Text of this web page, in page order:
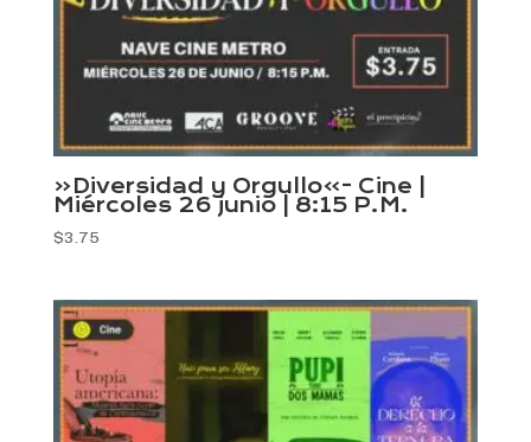
«Diversidad y Orgullo»- Cine |
Miércoles 26 junio | 8:15 P.M.
$3.75